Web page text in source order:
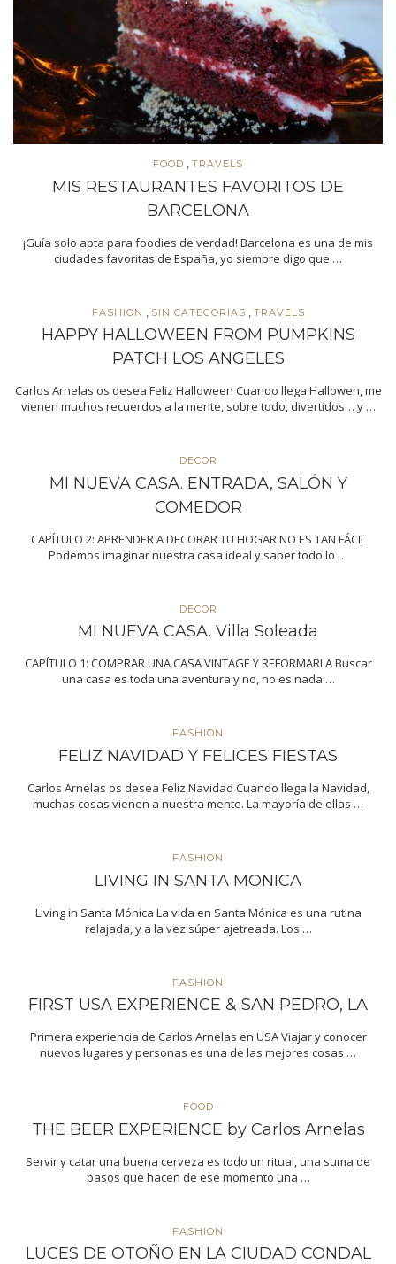
FOOD TRAVELS
MIS RESTAURANTES FAVORITOS DE
BARCELONA
¡Guía solo apta para foodies de verdad! Barcelona es una de mis
ciudades favoritas de España, yo siempre digo que …
FASHION SIN CATEGORIAS TRAVELS
HAPPY HALLOWEEN FROM PUMPKINS
PATCH LOS ANGELES
Carlos Arnelas os desea Feliz Halloween Cuando llega Hallowen, me
vienen muchos recuerdos a la mente, sobre todo, divertidos… y …
DECOR
MI NUEVA CASA. ENTRADA, SALÓN Y
COMEDOR
CAPÍTULO 2: APRENDER A DECORAR TU HOGAR NO ES TAN FÁCIL
Podemos imaginar nuestra casa ideal y saber todo lo …
DECOR
MI NUEVA CASA. Villa Soleada
CAPÍTULO 1: COMPRAR UNA CASA VINTAGE Y REFORMARLA Buscar
una casa es toda una aventura y no, no es nada …
FASHION
FELIZ NAVIDAD Y FELICES FIESTAS
Carlos Arnelas os desea Feliz Navidad Cuando llega la Navidad,
muchas cosas vienen a nuestra mente. La mayoría de ellas …
FASHION
LIVING IN SANTA MONICA
Living in Santa Mónica La vida en Santa Mónica es una rutina
relajada, y a la vez súper ajetreada. Los …
FASHION
FIRST USA EXPERIENCE & SAN PEDRO, LA
Primera experiencia de Carlos Arnelas en USA Viajar y conocer
nuevos lugares y personas es una de las mejores cosas …
FOOD
THE BEER EXPERIENCE by Carlos Arnelas
Servir y catar una buena cerveza es todo un ritual, una suma de
pasos que hacen de ese momento una …
FASHION
LUCES DE OTOÑO EN LA CIUDAD CONDAL